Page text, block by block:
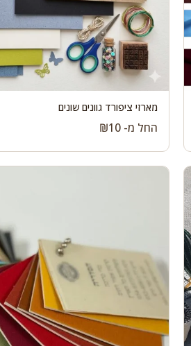
מארזי ציפורד גוונים שונים
החל מ- ₪10